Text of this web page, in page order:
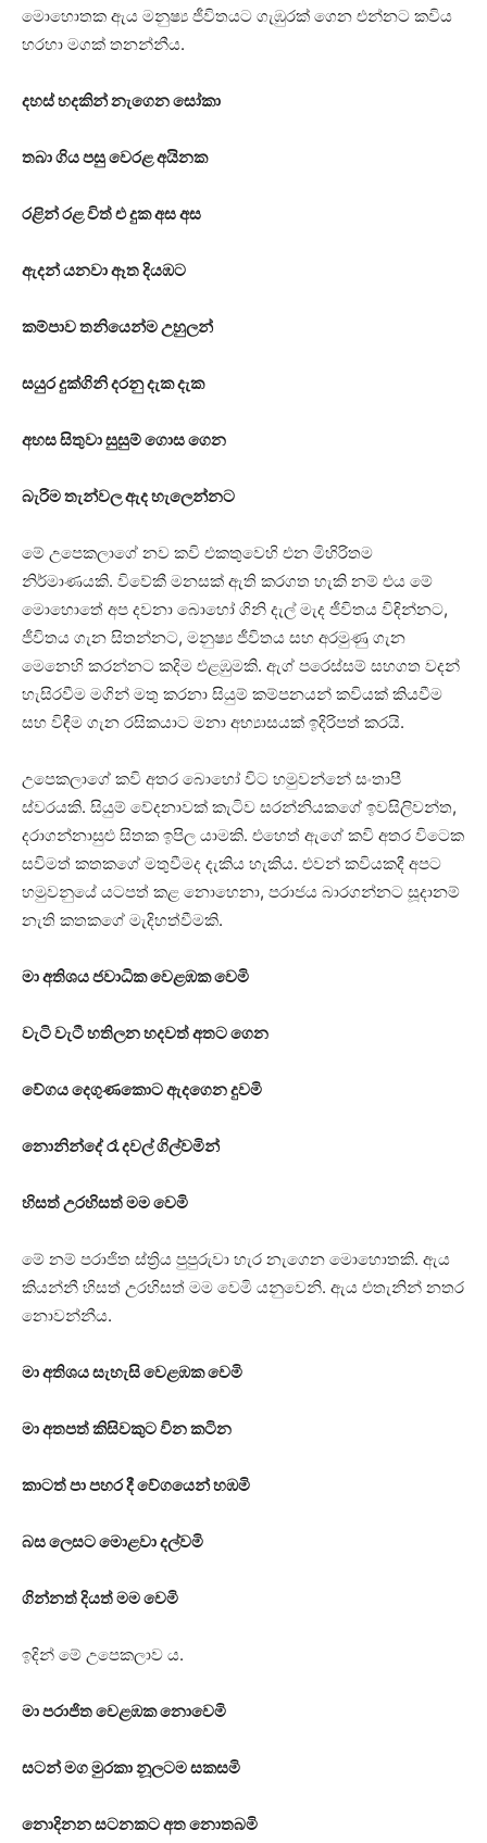
මොහොතක ඇය මනුෂ්‍ය ජීවිතයට ගැඹුරක් ගෙන එන්නට කවිය
හරහා මගක් තනන්නීය.
දහස් හදකින් නැගෙන සෝකා
තබා ගිය පසු වෙරළ අයිනක
රළින් රළ විත් එ දුක අස අස
ඇදන් යනවා ඈත දියඹට
කම්පාව තනියෙන්ම උහුලන්
සයුර දුක්ගිනි දරනු දැක දැක
අහස සිතුවා සුසුම් ගොස ගෙන
බැරිම තැන්වල ඇද හැලෙන්නට
මේ උපෙකලාගේ නව කවි එකතුවෙහි එන මිහිරිතම
නිර්මාණයකි. විවේකී මනසක් ඇති කරගත හැකි නම් එය මේ
මොහොතේ අප දවනා බොහෝ ගිනි දැල් මැද ජීවිතය විඳින්නට,
ජීවිතය ගැන සිතන්නට, මනුෂ්‍ය ජීවිතය සහ අරමුණු ගැන
මෙනෙහි කරන්නට කදිම එළඹුමකි. ඇග් පරෙස්සම් සහගත වදන්
හැසිරවීම මගින් මතු කරනා සියුම් කම්පනයන් කවියක් කියවීම
සහ විඳීම ගැන රසිකයාට මනා අභ්‍යාසයක් ඉදිරිපත් කරයි.
උපෙකලාගේ කවි අතර බොහෝ විට හමුවන්නේ සංතාපී
ස්වරයකි. සියුම් වේදනාවක් කැටිව සරන්නියකගේ ඉවසිලිවන්ත,
දරාගන්නාසුළු සිතක ඉපිල යාමකි. එහෙත් ඇගේ කවි අතර විටෙක
සවිමත් කතකගේ මතුවීමද දැකිය හැකිය. එවන් කවියකදී අපට
හමුවනුයේ යටපත් කළ නොහෙනා, පරාජය බාරගන්නට සූදානම්
නැති කතකගේ මැදිහත්වීමකි.
මා අතිශය ජවාධික වෙළඹක වෙමි
වැටි වැටී හතිලන හදවත් අතට ගෙන
වේගය දෙගුණකොට ඇදගෙන දුවමි
නොනින්දේ රෑ දවල් ගිල්වමින්
හිසත් උරහිසත් මම වෙමි
මේ නම් පරාජිත ස්ත්‍රිය පුපුරුවා හැර නැගෙන මොහොතකි. ඇය
කියන්නී හිසත් උරහිසත් මම වෙමි යනුවෙනි. ඇය එතැනින් නතර
නොවන්නීය.
මා අතිශය සැහැසි වෙළඹක වෙමි
මා අතපත් කිසිවකුට වින කටින
කාටත් පා පහර දී වේගයෙන් හඹමි
බස ලෙසට මොළවා දල්වමි
ගින්නත් දියත් මම වෙමි
ඉදින් මේ උපෙකලාව ය.
මා පරාජිත වෙළඹක නොවෙමි
සටන් මග මුරකා නූලටම සකසමි
නොදිනන සටනකට අත නොතබමි